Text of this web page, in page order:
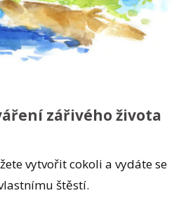
zářivého života
vytvořit cokoli a vydáte se
štěstí.